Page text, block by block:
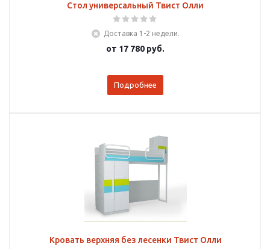
Стол универсальный Твист Олли
Доставка 1-2 недели.
от 17 780 руб.
Подробнее
Кровать верхняя без лесенки Твист Олли